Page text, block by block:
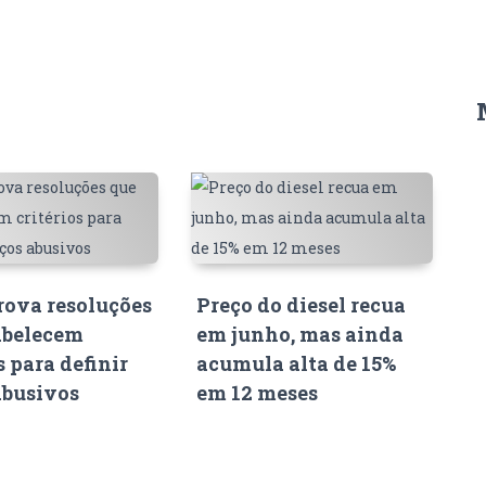
resoluções
para definir
Preço do diesel recua
em junho, mas ainda
acumula alta de 15%
em 12 meses